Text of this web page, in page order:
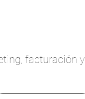
facturación y